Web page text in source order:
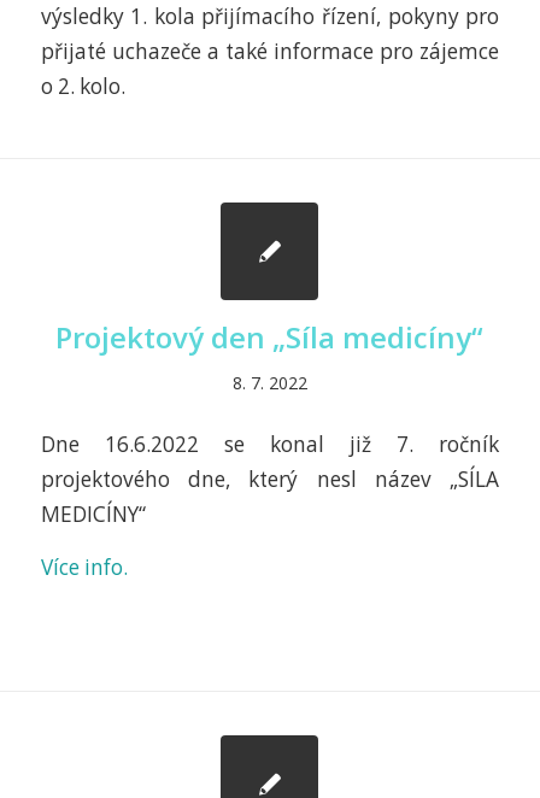
výsledky 1. kola přijímacího řízení, pokyny pro
přijaté uchazeče a také informace pro zájemce
o 2. kolo.
Projektový den „Síla medicíny“
8. 7. 2022
Dne 16.6.2022 se konal již 7. ročník
projektového dne, který nesl název „SÍLA
MEDICÍNY“
Více info.